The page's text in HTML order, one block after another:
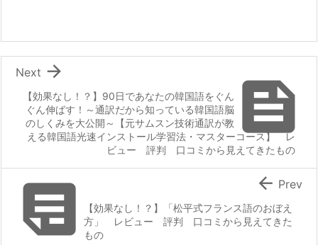

【効果なし！？】90日であなたの韓国語をぐん
ぐん伸ばす！～通訳だから知っている韓国語脳
のしくみを大公開～【元サムスン技術通訳が教
える韓国語光速インストール学習法・マスターコース】 レ
ビュー 評判 口コミから見えてきたもの

Next
 【効果なし！？】「松平式フランス語のおぼえ
方」 レビュー 評判 口コミから見えてきた
もの
 Prev